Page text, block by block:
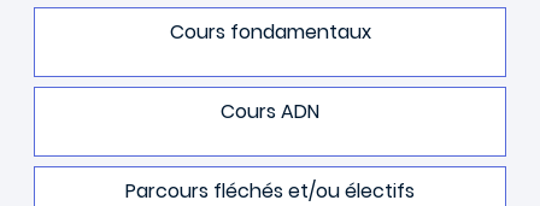
Cours fondamentaux
Cours ADN
Parcours fléchés et/ou électifs